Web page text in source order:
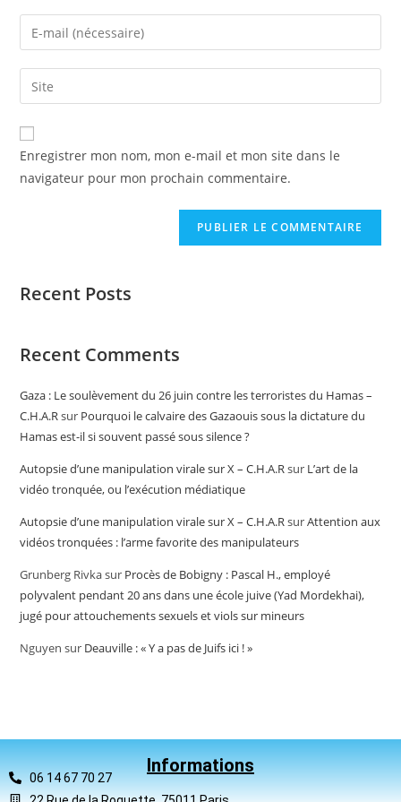
Enregistrer mon nom, mon e-mail et mon site dans le
navigateur pour mon prochain commentaire.
Recent Posts
Recent Comments
Gaza : Le soulèvement du 26 juin contre les terroristes du Hamas –
C.H.A.Rsur Pourquoi le calvaire des Gazaouis sous la dictature du
Hamas est-il si souvent passé sous silence ?
Autopsie d’une manipulation virale sur X – C.H.A.Rsur L’art de la
vidéo tronquée, ou l’exécution médiatique
Autopsie d’une manipulation virale sur X – C.H.A.RsurAttention aux
vidéos tronquées : l’arme favorite des manipulateurs
Grunberg Rivkasur Procès de Bobigny : Pascal H., employé
polyvalent pendant 20 ans dans une école juive (Yad Mordekhai),
jugé pour attouchements sexuels et viols sur mineurs
Nguyen sur Deauville : « Y a pas de Juifs ici ! »
Informations
06 14 67 70 27